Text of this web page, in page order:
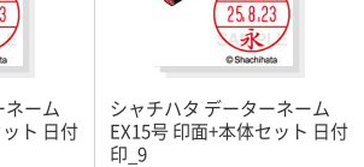
ネーム
ト 日付
シャチハタ データーネーム
EX15号 印面+本体セット 日付
印_9